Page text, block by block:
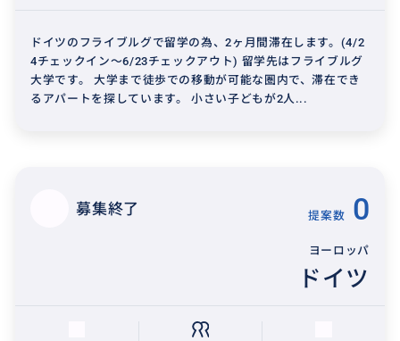
ドイツのフライブルグで留学の為、2ヶ月間滞在します。(4/2
4チェックイン〜6/23チェックアウト) 留学先はフライブルグ
大学です。 大学まで徒歩での移動が可能な圏内で、滞在でき
るアパートを探しています。 小さい子どもが2人...
募集終了 提案数 0
ヨーロッパ
ドイツ